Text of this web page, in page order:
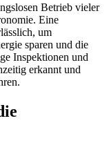
Betrieb vieler
Eine
um
sparen und die
Inspektionen und
erkannt und